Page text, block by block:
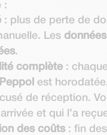
:
: plus de perte de
Les
.
complète :
est
de réception.
et qui l’a
des coûts: fin des